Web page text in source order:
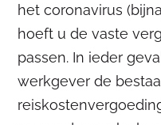
het coronavirus
hoeft u de vaste
passen. In ieder
werkgever de